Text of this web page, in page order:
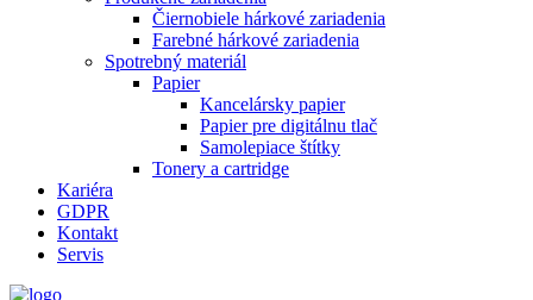
Čiernobiele hárkové zariadenia
Farebné hárkové zariadenia
Spotrebný materiál
Papier
Kancelársky papier
Papier pre digitálnu tlač
Samolepiace štítky
Tonery a cartridge
Kariéra
GDPR
Kontakt
Servis